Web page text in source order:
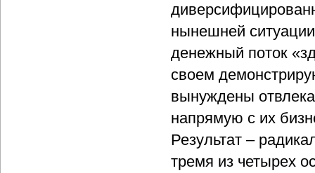
нынешней
денежный поток
своем
вынуждены
напрямую с их
Результат –
тремя из четырех